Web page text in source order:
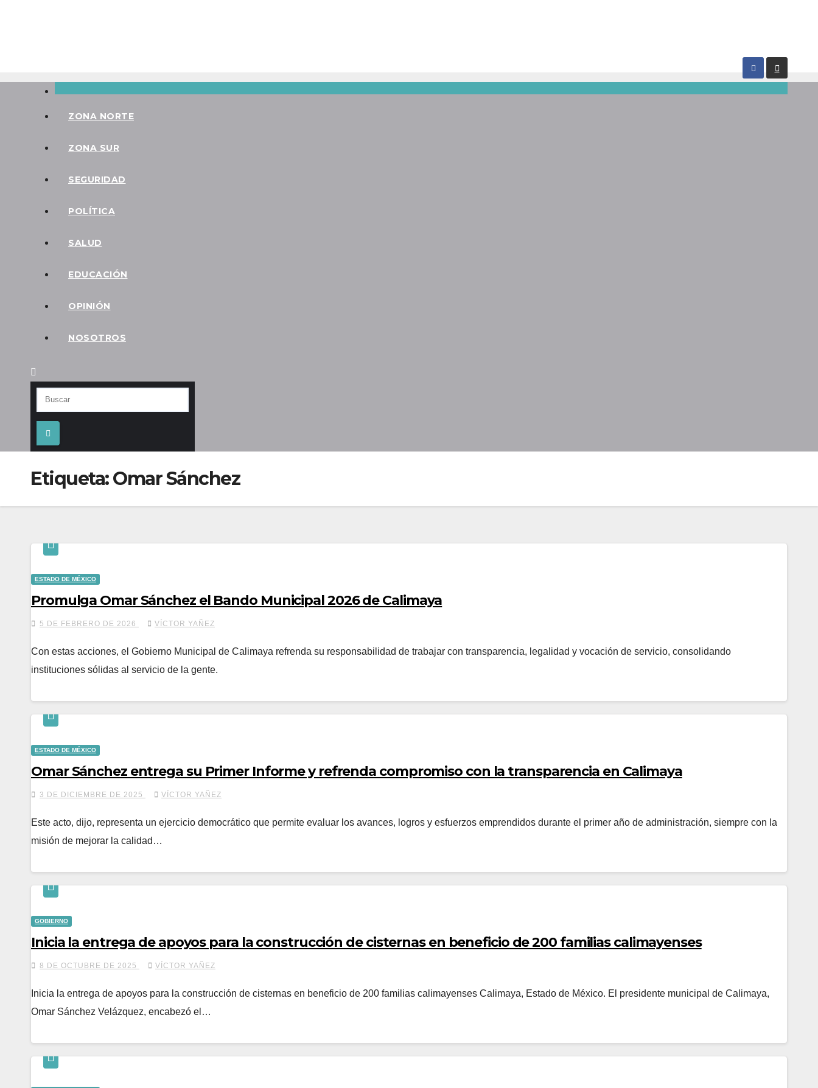
ZONA NORTE
ZONA SUR
SEGURIDAD
POLÍTICA
SALUD
EDUCACIÓN
OPINIÓN
NOSOTROS
Etiqueta:Omar Sánchez
ESTADO DE MÉXICO
Promulga Omar Sánchez el Bando Municipal 2026 de Calimaya
5 DE FEBRERO DE 2026 VÍCTOR YAÑEZ
Con estas acciones, el Gobierno Municipal de Calimaya refrenda su responsabilidad de trabajar con transparencia, legalidad y vocación de servicio, consolidando
instituciones sólidas al servicio de la gente.
ESTADO DE MÉXICO
Omar Sánchez entrega su Primer Informe y refrenda compromiso con la transparencia en Calimaya
3 DE DICIEMBRE DE 2025 VÍCTOR YAÑEZ
Este acto, dijo, representa un ejercicio democrático que permite evaluar los avances, logros y esfuerzos emprendidos durante el primer año de administración, siempre con la
misión de mejorar la calidad…
GOBIERNO
Inicia la entrega de apoyos para la construcción de cisternas en beneficio de 200 familias calimayenses
8 DE OCTUBRE DE 2025 VÍCTOR YAÑEZ
Inicia la entrega de apoyos para la construcción de cisternas en beneficio de 200 familias calimayenses Calimaya, Estado de México. El presidente municipal de Calimaya,
Omar Sánchez Velázquez, encabezó el…